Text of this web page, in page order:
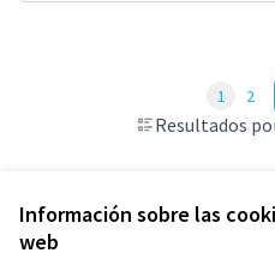
Información sobre las
web
Resultados
1 2
Términos y condiciones de uso